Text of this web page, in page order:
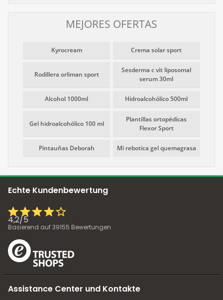
MEJORES OFERTAS
Kyrocream Crema solar sport
Rodillera orliman sport
Sesderma c vit liposomal
serum 30ml
Alcohol 1000ml Hidroalcohólico 500ml
Gel hidroalcohólico 100 ml
Plantillas ortopédicas
Flexor Sport
Pintauñas Deborah Mi rebotica gel quemagrasa
Echte Kundenbewertung
4,2/5
Basierend auf39155 Bewertungen
Assistance Center und Kontakte